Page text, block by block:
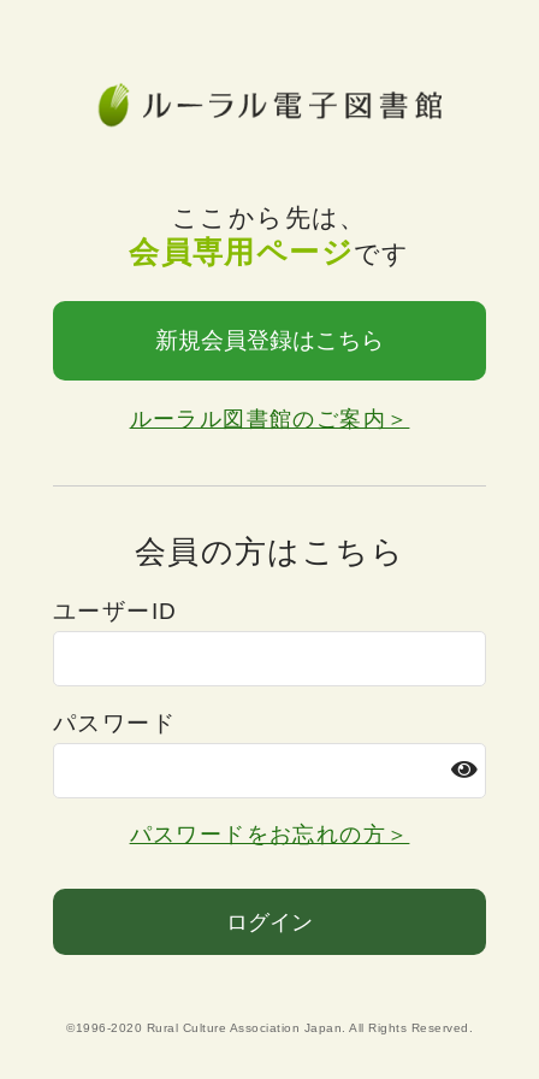
ここから先は、
会員専用ページです
新規会員登録はこちら
ルーラル図書館のご案内＞
会員の方はこちら
ユーザーID
パスワード
パスワードをお忘れの方＞
ログイン
©1996-2020 Rural Culture Association Japan. All Rights Reserved.